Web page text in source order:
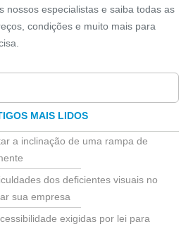
nossos especialistas e saiba todas as
condições e muito mais para
MAIS LIDOS
a inclinação de uma rampa de
dos deficientes visuais no
sua empresa
exigidas por lei para